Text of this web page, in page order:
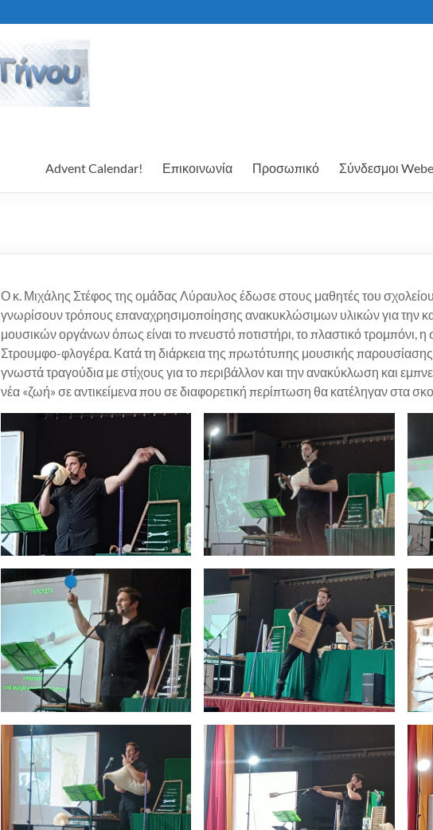
Advent Calendar! Επικοινωνία Προσωπικό Σύνδεσμοι
Ο κ. Μιχάλης Στέφος της ομάδας Λύραυλος έδωσε στους μαθητές του
γνωρίσουν τρόπους επαναχρησιμοποίησης ανακυκλώσιμων υλικών για την
μουσικών οργάνων όπως είναι το πνευστό ποτιστήρι, το πλαστικό τρομπόνι,
Στρουμφο-φλογέρα. Κατά τη διάρκεια της πρωτότυπης μουσικής
γνωστά τραγούδια με στίχους για το περιβάλλον και την ανακύκλωση και
νέα «ζωή» σε αντικείμενα που σε διαφορετική περίπτωση θα κατέληγαν στα